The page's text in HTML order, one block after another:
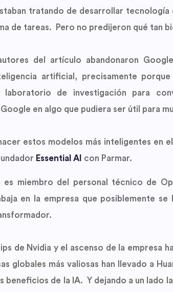
tratando de desarrollar tecnología
de tareas. Pero no predijeron qué tan
del artículo abandonaron
artificial, precisamente
de investigación para
en algo que pudiera ser útil para
estos modelos más inteligentes en
Essential AI con Parmar.
es miembro del personal técnico de
en la empresa que posiblemente se
de Nvidia y el ascenso de la empresa
globales más valiosas han llevado a
beneficios de la IA. Y dejando a un lado